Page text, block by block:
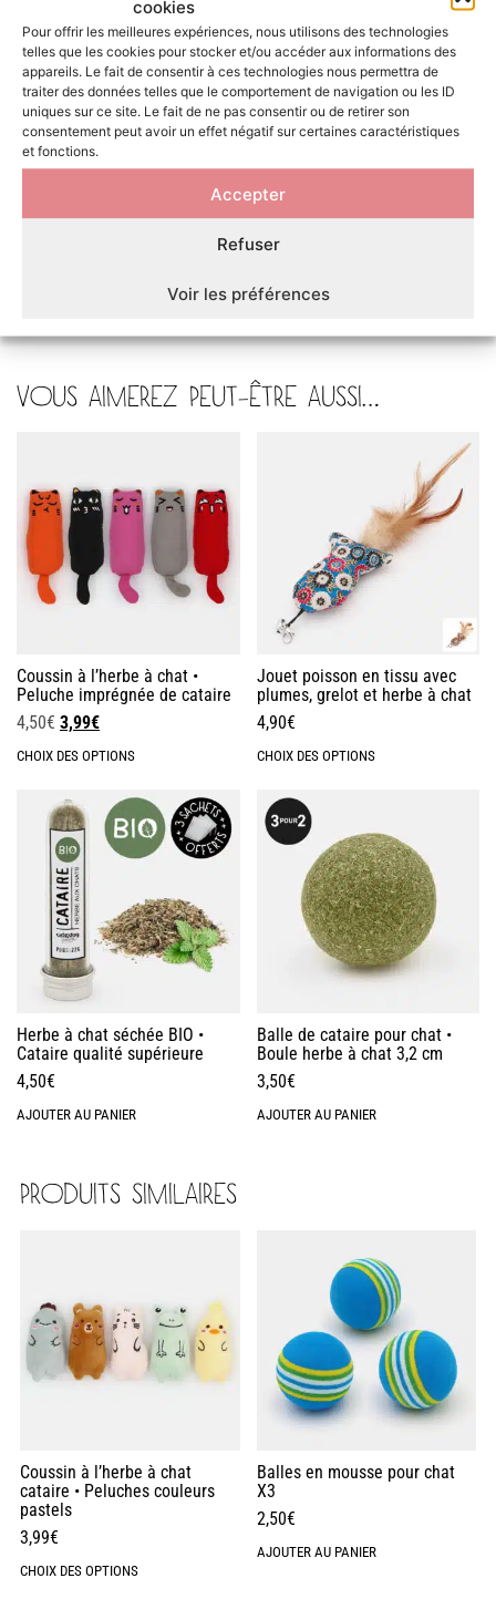
cookies
Pour offrir les meilleures expériences, nous utilisons des technologies
telles que les cookies pour stocker et/ou accéder aux informations des
appareils. Le fait de consentir à ces technologies nous permettra de
traiter des données telles que le comportement de navigation ou les ID
uniques sur ce site. Le fait de ne pas consentir ou de retirer son
consentement peut avoir un effet négatif sur certaines caractéristiques
et fonctions.
Accepter
Refuser
Voir les préférences
forme. Ce jouet lui permettra d’exprimer son
comportement naturel de chasseur favorable à son
bien-être.
La réaction à l’égard de la cataire n’est pas la même
pour tous les chats. Les chats adultes, par exemple,
y manifestent un grand intérêt.
Il est déconseillé de proposer la peluche chaque jour
à votre chat afin de ne pas provoquer une
surstimulation par l’herbe aux chats.
Ne mettez votre chat en contact avec la cataire que
VOUS AIMEREZ PEUT-ÊTRE AUSSI…
Coussin à l’herbe à chat •
Peluche imprégnée de cataire
4,50€ 3,99€
CHOIX DES OPTIONS
Jouet poisson en tissu avec
plumes, grelot et herbe à chat
4,90€
CHOIX DES OPTIONS
Herbe à chat séchée BIO •
Cataire qualité supérieure
4,50€
AJOUTER AU PANIER
Balle de cataire pour chat •
Boule herbe à chat 3,2 cm
3,50€
AJOUTER AU PANIER
PRODUITS SIMILAIRES
Coussin à l’herbe à chat
cataire • Peluches couleurs
pastels
3,99€
CHOIX DES OPTIONS
Balles en mousse pour chat
X3
2,50€
AJOUTER AU PANIER